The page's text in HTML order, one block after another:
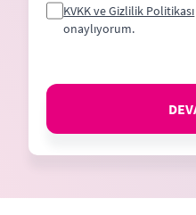
KVKK ve Gizlilik Politikası
onaylıyorum.